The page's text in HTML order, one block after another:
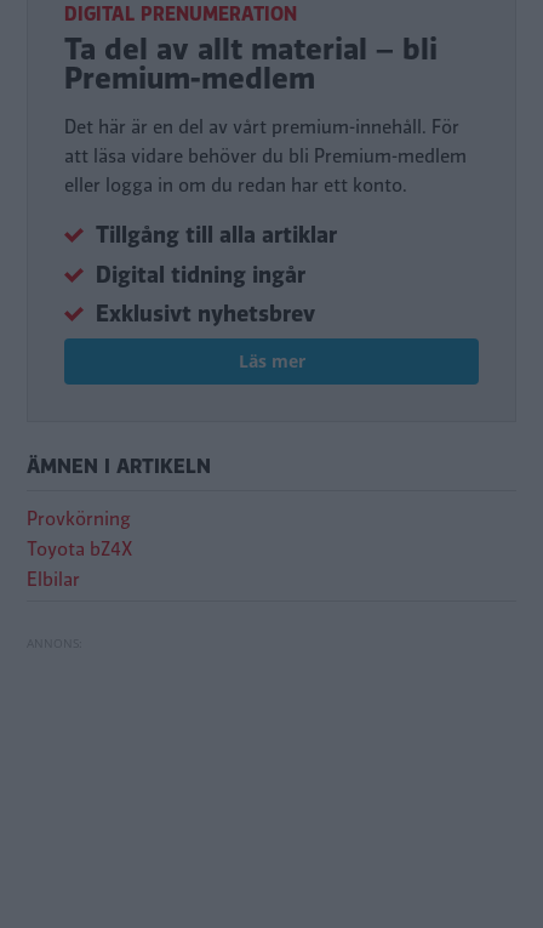
DIGITAL PRENUMERATION
Ta del av allt material – bli
Premium-medlem
Det här är en del av vårt premium-innehåll. För
att läsa vidare behöver du bli Premium-medlem
eller logga in om du redan har ett konto.
Tillgång till alla artiklar
Digital tidning ingår
Exklusivt nyhetsbrev
Läs mer
ÄMNEN I ARTIKELN
Provkörning
Toyota bZ4X
Elbilar